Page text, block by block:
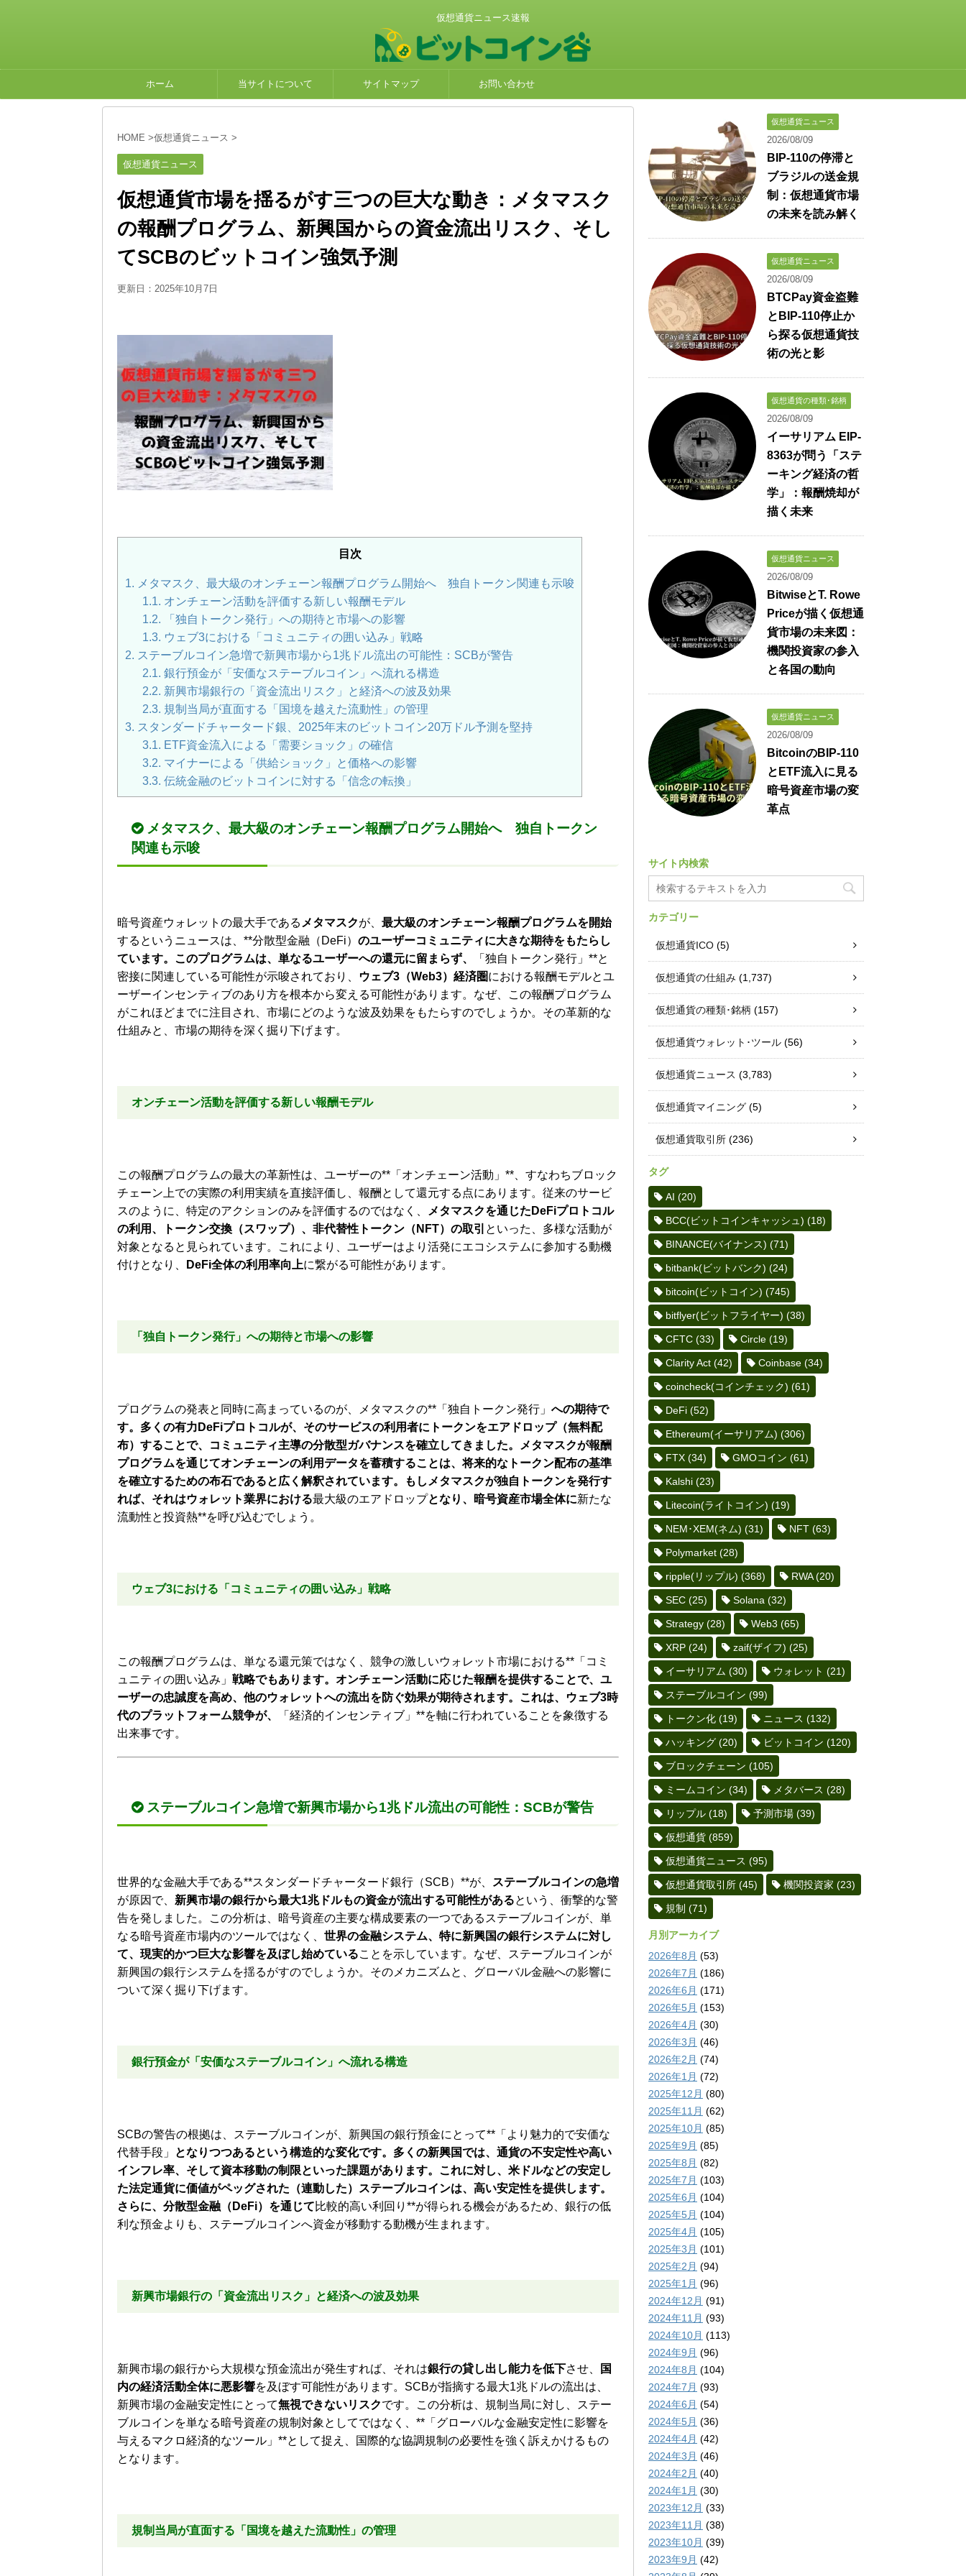
仮想通貨ニュース速報
ホーム 当サイトについて サイトマップ お問い合わせ
HOME >仮想通貨ニュース >
仮想通貨ニュース
仮想通貨市場を揺るがす三つの巨大な動き：メタマスク
の報酬プログラム、新興国からの資金流出リスク、そし
てSCBのビットコイン強気予測
更新日： 2025年10月7日
目次
1. メタマスク、最大級のオンチェーン報酬プログラム開始へ 独自トークン関連も示唆
1.1. オンチェーン活動を評価する新しい報酬モデル
1.2. 「独自トークン発行」への期待と市場への影響
1.3. ウェブ3における「コミュニティの囲い込み」戦略
2. ステーブルコイン急増で新興市場から1兆ドル流出の可能性：SCBが警告
2.1. 銀行預金が「安価なステーブルコイン」へ流れる構造
2.2. 新興市場銀行の「資金流出リスク」と経済への波及効果
2.3. 規制当局が直面する「国境を越えた流動性」の管理
3. スタンダードチャータード銀、2025年末のビットコイン20万ドル予測を堅持
3.1. ETF資金流入による「需要ショック」の確信
3.2. マイナーによる「供給ショック」と価格への影響
3.3. 伝統金融のビットコインに対する「信念の転換」
メタマスク、最大級のオンチェーン報酬プログラム開始へ 独自トークン
関連も示唆
暗号資産ウォレットの最大手である メタマスクが、 最大級のオンチェーン報酬プログラムを開始
するというニュースは、**分散型金融（DeFi） のユーザーコミュニティに大きな期待をもたらし
ています。このプログラムは、単なるユーザーへの還元に留まらず、
「独自トークン発行」**と
密接に関連している可能性が示唆されており、
ウェブ3（Web3）経済圏における報酬モデルとユ
ーザーインセンティブのあり方を根本から変える可能性があります。なぜ、この報酬プログラム
がこれほどまでに注目され、市場にどのような波及効果をもたらすのでしょうか。その革新的な
仕組みと、市場の期待を深く掘り下げます。
オンチェーン活動を評価する新しい報酬モデル
この報酬プログラムの最大の革新性は、ユーザーの**「オンチェーン活動」**、すなわちブロック
チェーン上での実際の利用実績を直接評価し、報酬として還元する点にあります。従来のサービ
スのように、特定のアクションのみを評価するのではなく、
メタマスクを通じたDeFiプロトコル
の利用、トークン交換（スワップ）、非代替性トークン（NFT）の取引 といった、多様な活動が
対象となると見られています。これにより、ユーザーはより活発にエコシステムに参加する動機
付けとなり、
DeFi全体の利用率向上に繋がる可能性があります。
「独自トークン発行」への期待と市場への影響
プログラムの発表と同時に高まっているのが、メタマスクの**「独自トークン発行」 への期待で
す。多くの有力DeFiプロトコルが、そのサービスの利用者にトークンをエアドロップ（無料配
布）することで、コミュニティ主導の分散型ガバナンスを確立してきました。メタマスクが報酬
プログラムを通じてオンチェーンの利用データを蓄積することは、将来的なトークン配布の基準
を確立するための布石であると広く解釈されています。もしメタマスクが独自トークンを発行す
れば、それはウォレット業界における最大級のエアドロップとなり、暗号資産市場全体に新たな
流動性と投資熱**を呼び込むでしょう。
ウェブ3における「コミュニティの囲い込み」戦略
この報酬プログラムは、単なる還元策ではなく、競争の激しいウォレット市場における**「コミ
ュニティの囲い込み」 戦略でもあります。オンチェーン活動に応じた報酬を提供することで、ユ
ーザーの忠誠度を高め、他のウォレットへの流出を防ぐ効果が期待されます。これは、ウェブ3時
代のプラットフォーム競争が、
「経済的インセンティブ」**を軸に行われていることを象徴する
出来事です。
ステーブルコイン急増で新興市場から1兆ドル流出の可能性：SCBが警告
世界的な金融大手である**スタンダードチャータード銀行（SCB）**が、
ステーブルコインの急増
が原因で、 新興市場の銀行から最大1兆ドルもの資金が流出する可能性があるという、衝撃的な警
告を発しました。この分析は、暗号資産の主要な構成要素の一つであるステーブルコインが、単
なる暗号資産市場内のツールではなく、 世界の金融システム、特に新興国の銀行システムに対し
て、現実的かつ巨大な影響を及ぼし始めていることを示しています。なぜ、ステーブルコインが
新興国の銀行システムを揺るがすのでしょうか。そのメカニズムと、グローバル金融への影響に
ついて深く掘り下げます。
銀行預金が「安価なステーブルコイン」へ流れる構造
SCBの警告の根拠は、ステーブルコインが、新興国の銀行預金にとって**「より魅力的で安価な
代替手段」
となりつつあるという構造的な変化です。多くの新興国では、通貨の不安定性や高い
インフレ率、そして資本移動の制限といった課題があります。これに対し、米ドルなどの安定し
た法定通貨に価値がペッグされた（連動した）ステーブルコインは、高い安定性を提供します。
さらに、分散型金融（DeFi）を通じて比較的高い利回り**が得られる機会があるため、銀行の低
利な預金よりも、ステーブルコインへ資金が移動する動機が生まれます。
新興市場銀行の「資金流出リスク」と経済への波及効果
新興市場の銀行から大規模な預金流出が発生すれば、それは銀行の貸し出し能力を低下させ、
国
内の経済活動全体に悪影響を及ぼす可能性があります。SCBが指摘する最大1兆ドルの流出は、
新興市場の金融安定性にとって無視できないリスクです。この分析は、規制当局に対し、ステー
ブルコインを単なる暗号資産の規制対象としてではなく、**「グローバルな金融安定性に影響を
与えるマクロ経済的なツール」**として捉え、国際的な協調規制の必要性を強く訴えかけるもの
となります。
規制当局が直面する「国境を越えた流動性」の管理
仮想通貨ニュース
2026/08/09
BIP-110の停滞と
ブラジルの送金規
制：仮想通貨市場
の未来を読み解く
仮想通貨ニュース
2026/08/09
BTCPay資金盗難
とBIP-110停止か
ら探る仮想通貨技
術の光と影
仮想通貨の種類･銘柄
2026/08/09
イーサリアム EIP-
8363が問う「ステ
ーキング経済の哲
学」：報酬焼却が
描く未来
仮想通貨ニュース
2026/08/09
BitwiseとT. Rowe
Priceが描く仮想通
貨市場の未来図：
機関投資家の参入
と各国の動向
仮想通貨ニュース
2026/08/09
BitcoinのBIP-110
とETF流入に見る
暗号資産市場の変
革点
サイト内検索
カテゴリー
仮想通貨ICO (5)
仮想通貨の仕組み (1,737)
仮想通貨の種類･銘柄 (157)
仮想通貨ウォレット･ツール (56)
仮想通貨ニュース (3,783)
仮想通貨マイニング (5)
仮想通貨取引所 (236)
タグ
AI (20)
BCC(ビットコインキャッシュ) (18)
BINANCE(バイナンス) (71)
bitbank(ビットバンク) (24)
bitcoin(ビットコイン) (745)
bitflyer(ビットフライヤー) (38)
CFTC (33) Circle (19)
Clarity Act (42) Coinbase (34)
coincheck(コインチェック) (61)
DeFi (52)
Ethereum(イーサリアム) (306)
FTX (34) GMOコイン (61)
Kalshi (23)
Litecoin(ライトコイン) (19)
NEM･XEM(ネム) (31) NFT (63)
Polymarket (28)
ripple(リップル) (368) RWA(20)
SEC (25) Solana (32)
Strategy (28) Web3 (65)
XRP (24) zaif(ザイフ) (25)
イーサリアム (30) ウォレット (21)
ステーブルコイン (99)
トークン化 (19) ニュース (132)
ハッキング (20) ビットコイン (120)
ブロックチェーン (105)
ミームコイン (34) メタバース (28)
リップル (18) 予測市場 (39)
仮想通貨 (859)
仮想通貨ニュース (95)
仮想通貨取引所 (45) 機関投資家 (23)
規制 (71)
月別アーカイブ
2026年8月 (53)
2026年7月 (186)
2026年6月 (171)
2026年5月 (153)
2026年4月 (30)
2026年3月 (46)
2026年2月 (74)
2026年1月 (72)
2025年12月 (80)
2025年11月 (62)
2025年10月 (85)
2025年9月 (85)
2025年8月 (82)
2025年7月 (103)
2025年6月 (104)
2025年5月 (104)
2025年4月 (105)
2025年3月 (101)
2025年2月 (94)
2025年1月 (96)
2024年12月 (91)
2024年11月 (93)
2024年10月 (113)
2024年9月 (96)
2024年8月 (104)
2024年7月 (93)
2024年6月 (54)
2024年5月 (36)
2024年4月 (42)
2024年3月 (46)
2024年2月 (40)
2024年1月 (30)
2023年12月 (33)
2023年11月 (38)
2023年10月 (39)
2023年9月 (42)